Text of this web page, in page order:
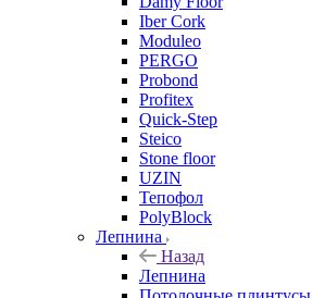
Iber Cork
Moduleo
PERGO
Probond
Profitex
Quick-Step
Steico
Stone floor
UZIN
Тепофол
PolyBlock
Лепнина
Назад
Лепнина